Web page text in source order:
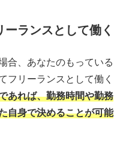
ランスとして働く
合、あなたのもっている
フリーランスとして働く
あれば、勤務時間や勤務
自身で決めることが可能